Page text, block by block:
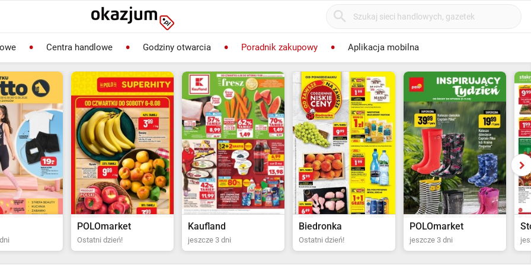
Centra handlowe Godziny otwarcia Poradnik zakupowy Aplikacja mobilna
Kaufland
jeszcze 3 dni
Biedronka
Ostatni dzień!
POLOmarket
jeszcze 3 dni jeszcze 4 dni za